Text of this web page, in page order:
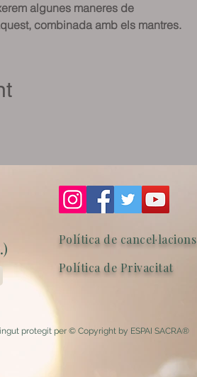
algunes maneres de
combinada amb els mantres.
Política de cancel·lacions
Política de Privacitat
protegit per © Copyright by ESPAI SACRA®